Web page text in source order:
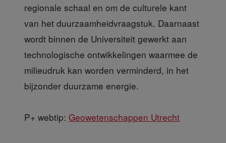
regionale schaal en om de culturele kant
van het duurzaamheidvraagstuk. Daarnaast
wordt binnen de Universiteit gewerkt aan
technologische ontwikkelingen waarmee de
milieudruk kan worden verminderd, in het
bijzonder duurzame energie.
P+ webtip: Geowetenschappen Utrecht